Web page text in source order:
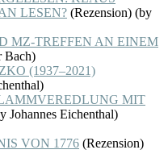
LESEN? (Rezension) (by
MZ-TREFFEN AN EINEM
Bach)
(1937–2021)
MIT
Johannes Eichenthal)
VON 1776 (Rezension)